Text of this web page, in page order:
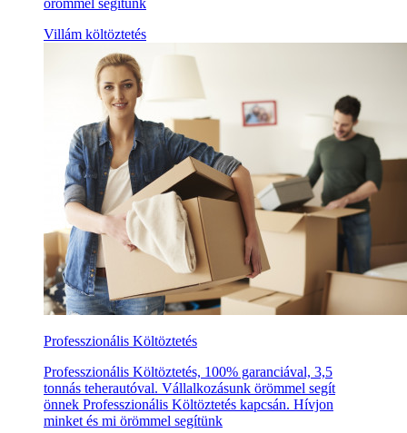
örömmel segítünk
Villám költöztetés
Professzionális Költöztetés
Professzionális Költöztetés, 100% garanciával, 3,5
tonnás teherautóval. Vállalkozásunk örömmel segít
önnek Professzionális Költöztetés kapcsán. Hívjon
minket és mi örömmel segítünk